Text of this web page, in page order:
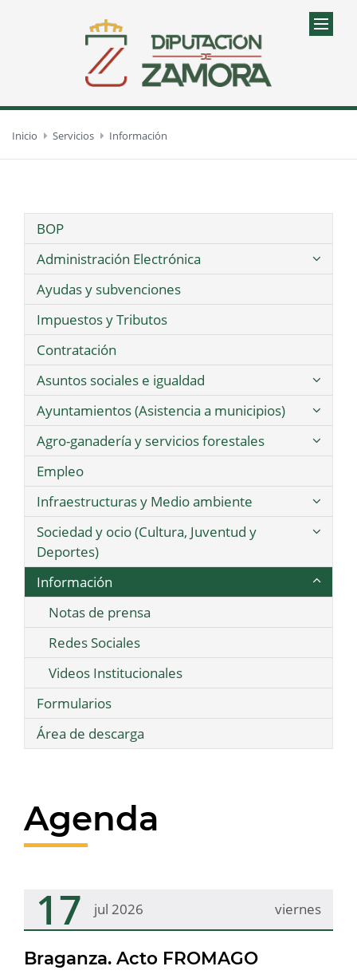
Inicio Servicios Información
BOP
Administración Electrónica
Ayudas y subvenciones
Impuestos y Tributos
Contratación
Asuntos sociales e igualdad
Ayuntamientos (Asistencia a municipios)
Agro-ganadería y servicios forestales
Empleo
Infraestructuras y Medio ambiente
Sociedad y ocio (Cultura, Juventud y
Deportes)
Información
Notas de prensa
Redes Sociales
Videos Institucionales
Formularios
Área de descarga
Agenda
viernes
17 jul 2026
Braganza. Acto FROMAGO